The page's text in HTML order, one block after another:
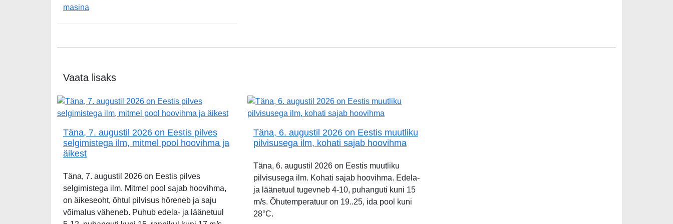
masina
Vaata lisaks
Täna, 7. augustil 2026 on Eestis pilves
selgimistega ilm, mitmel pool hoovihma ja
äikest
Täna, 7. augustil 2026 on Eestis pilves
selgimistega ilm. Mitmel pool sajab hoovihma,
on äikeseoht, õhtul pilvisus hõreneb ja saju
võimalus väheneb. Puhub edela- ja läänetuul
Täna, 6. augustil 2026 on Eestis muutliku
pilvisusega ilm, kohati sajab hoovihma
Täna, 6. augustil 2026 on Eestis muutliku
pilvisusega ilm. Kohati sajab hoovihma. Edela-
ja läänetuul tugevneb 4-10, puhanguti kuni 15
m/s. Õhutemperatuur on 19..25, ida pool kuni
28°C.